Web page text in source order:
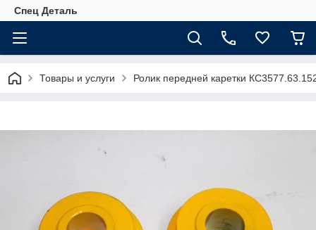
Спец Деталь
Товары и услуги Ролик передней каретки